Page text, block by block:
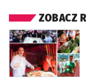
ZOBACZ
otworzy się w nowej